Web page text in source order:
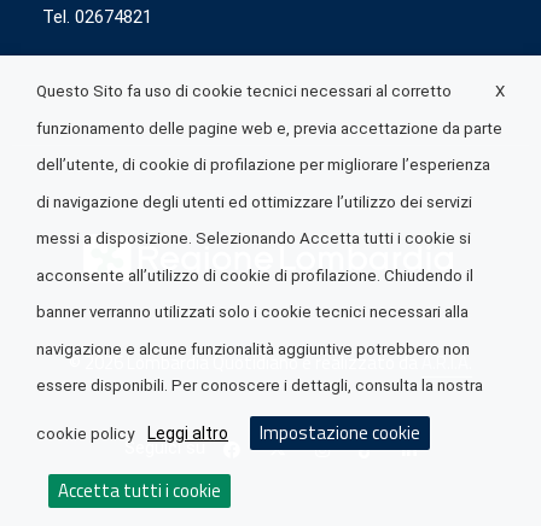
Tel. 02674821
© 2026 Lombardia Quotidiano è realizzato daA.R.I.A.
Seguici su
X
Questo Sito fa uso di cookie tecnici necessari al corretto
funzionamento delle pagine web e, previa accettazione da parte
dell’utente, di cookie di profilazione per migliorare l’esperienza
di navigazione degli utenti ed ottimizzare l’utilizzo dei servizi
messi a disposizione. Selezionando Accetta tutti i cookie si
acconsente all’utilizzo di cookie di profilazione. Chiudendo il
banner verranno utilizzati solo i cookie tecnici necessari alla
navigazione e alcune funzionalità aggiuntive potrebbero non
essere disponibili. Per conoscere i dettagli, consulta la nostra
cookie policy Leggi altro Impostazione cookie
Accetta tutti i cookie